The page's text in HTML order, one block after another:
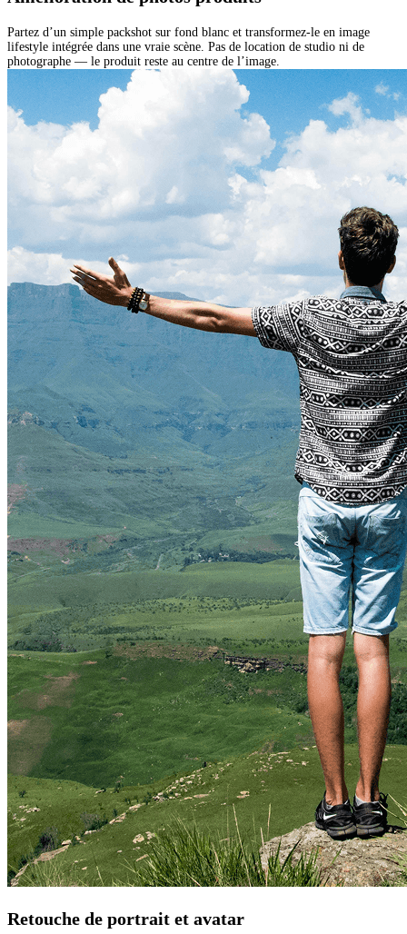
Partez d’un simple packshot sur fond blanc et transformez-le en image
lifestyle intégrée dans une vraie scène. Pas de location de studio ni de
photographe — le produit reste au centre de l’image.
Retouche de portrait et avatar